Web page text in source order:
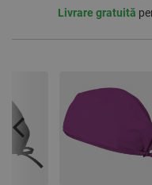
Livrare gratuită
Previous